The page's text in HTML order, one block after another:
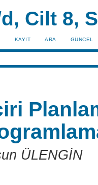
Cilt 8,
KAYIT ARA GÜNCEL
ÜLENGİN